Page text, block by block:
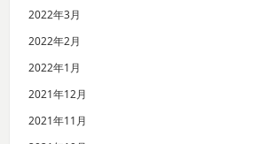
2022年3月
2022年2月
2022年1月
2021年12月
2021年11月